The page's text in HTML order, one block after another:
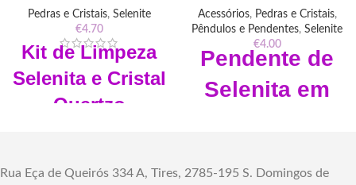
Pedras e Cristais, Selenite
€4.70
Kit deLimpeza
Selenita e Cristal
Quartzo
Cristal Quartzo
Acessórios, Pedras e Cristais,
Pêndulos e Pendentes, Selenite
€4.00
Pendente de
Selenita em
Pendente de Selenita em Bruto,
Rua Eça de Queirós 334 A, Tires, 2785-195 S. Domingos de